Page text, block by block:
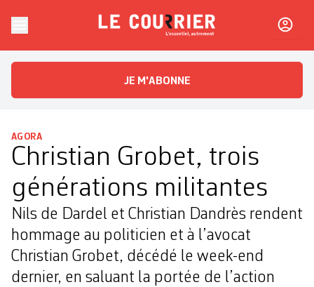
Le CourrierL'essentiel, autrement
JE M'ABONNE
AGORA
Christian Grobet, trois
générations militantes
Nils de Dardel et Christian Dandrès rendent
hommage au politicien et à l’avocat
Christian Grobet, décédé le week-end
dernier, en saluant la portée de l’action